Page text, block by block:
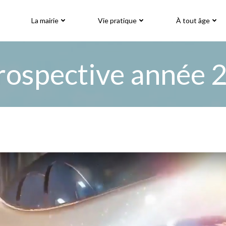
La mairie Vie pratique À tout âge
année